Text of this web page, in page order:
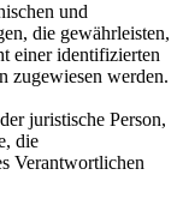
und
die gewährleisten,
einer identifizierten
zugewiesen werden.
juristische Person,
die
Verantwortlichen